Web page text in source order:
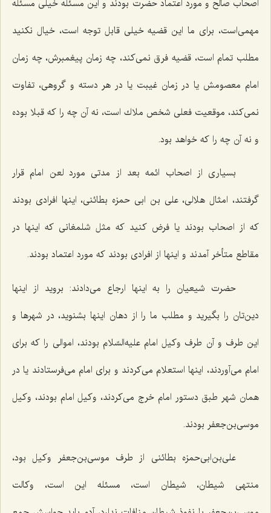
اصحاب صالح و مورد اعتماد حضرت بودند و این مسئله خیلی مسئله
مهمی‌است، برای ما این قضیه خیلی قابل توجه است، خیال نكنید
مطلب تمام است، قضیه فرق نمی‌كند، چه زمان پیغمبرش، چه زمان
امام معصومش یا در زمان غیبت یا در هر دسته و گروهی، تفاوت
نمی‌كند، موقعیت فعلی شخص ملاك است، نه آن چه را كه قبلا بوده
و نه آن چه را كه خواهد بود.
بسیاری از اصحاب ائمه بعد از مدتی مورد لعن امام قرار
گرفتند، امثال هلالی، علی بن ابی حمزه بطائنی، اینها افرادی بودند
كه از اصحاب بودند یا فرض كنید كه مثل شلمغانی كه اینها در
مقاطع متأخر آمدند و اینها از افرادی بودند كه مورد اعتماد بودند.
حضرت شیعیان را به اینها ارجاع می‌دادند: بروید از اینها
دین‌تان را بگیرید و مطلب ما را از دهان اینها بشنوید، در شهرها و
این طرف و آن طرف وكیل امام علیه‌السّلام بودند، اموالی را كه برای
امام می‌آوردند، اینها استعلام می‌كردند و برای امام می‌فرستادند یا در
همان شهر طبق دستور امام خرج می‌كردند، وكیل امام بودند، وكیل
موسی‌بن‌جعفر بودند.
علی‌بن‌ابی‌حمزه بطائنی از طرف موسی‌بن‌جعفر وكیل بود،
منتهی شیطان، شیطان است، مسئله این است، وكالت